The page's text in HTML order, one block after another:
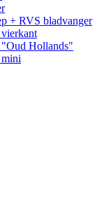
+ RVS bladvanger
"Oud Hollands"